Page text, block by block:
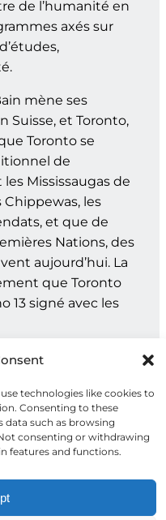
technologies like cookies to
Consenting to these
data such as browsing
consenting or withdrawing
features and functions.
de l’humanité en
axés sur
mène ses
Suisse, et Toronto,
Toronto se
de
Mississaugas de
Chippewas, les
et que de
Nations, des
aujourd’hui. La
que Toronto
13 signé avec les
12, Suisse
Toronto ON M5V 2M5